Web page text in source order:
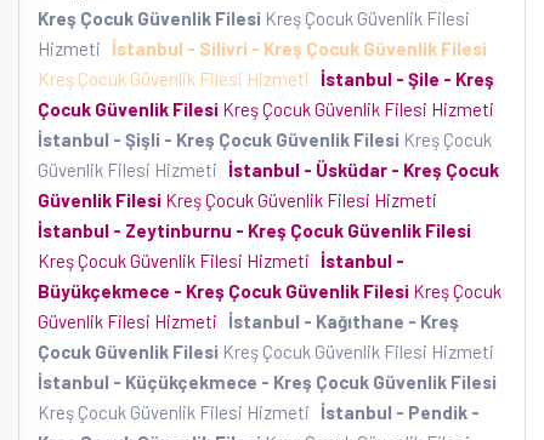
Kreş Çocuk Güvenlik Filesi Kreş Çocuk Güvenlik Filesi
Hizmeti
İstanbul - Silivri - Kreş Çocuk Güvenlik Filesi
Kreş Çocuk Güvenlik Filesi Hizmeti İstanbul - Şile - Kreş
Çocuk Güvenlik Filesi Kreş Çocuk Güvenlik Filesi Hizmeti
İstanbul - Şişli - Kreş Çocuk Güvenlik Filesi Kreş Çocuk
Güvenlik Filesi Hizmeti İstanbul - Üsküdar - Kreş Çocuk
Güvenlik Filesi Kreş Çocuk Güvenlik Filesi Hizmeti
İstanbul - Zeytinburnu - Kreş Çocuk Güvenlik Filesi
Kreş Çocuk Güvenlik Filesi Hizmeti İstanbul -
Büyükçekmece - Kreş Çocuk Güvenlik Filesi Kreş Çocuk
Güvenlik Filesi Hizmeti
İstanbul - Kağıthane - Kreş
Çocuk Güvenlik Filesi Kreş Çocuk Güvenlik Filesi Hizmeti
İstanbul - Küçükçekmece - Kreş Çocuk Güvenlik Filesi
Kreş Çocuk Güvenlik Filesi Hizmeti
İstanbul - Pendik -